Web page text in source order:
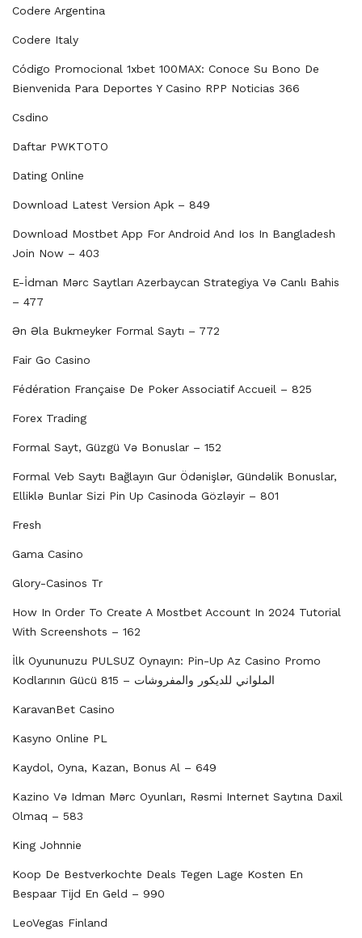
Codere Argentina
Codere Italy
Código Promocional 1xbet 100MAX: Conoce Su Bono De
Bienvenida Para Deportes Y Casino RPP Noticias 366
Csdino
Daftar PWKTOTO
Dating Online
Download Latest Version Apk – 849
Download Mostbet App For Android And Ios In Bangladesh
Join Now – 403
E-İdman Mərc Saytları Azerbaycan Strategiya Və Canlı Bahis
– 477
Ən Əla Bukmeyker Formal Saytı – 772
Fair Go Casino
Fédération Française De Poker Associatif Accueil – 825
Forex Trading
Formal Sayt, Güzgü Və Bonuslar – 152
Formal Veb Saytı Bağlayın️ Gur Ödənişlər, Gündəlik Bonuslar,
Elliklə Bunlar Sizi Pin Up Casinoda Gözləyir – 801
Fresh
Gama Casino
Glory-Casinos Tr
How In Order To Create A Mostbet Account In 2024 Tutorial
With Screenshots – 162
İlk Oyununuzu PULSUZ Oynayın: Pin-Up Az Casino Promo
Kodlarının Gücü الملواني للديكور والمفروشات – 815
KaravanBet Casino
Kasyno Online PL
Kaydol, Oyna, Kazan, Bonus Al – 649
Kazino Və Idman Mərc Oyunları, Rəsmi Internet Saytına Daxil
Olmaq – 583
King Johnnie
Koop De Bestverkochte Deals Tegen Lage Kosten En
Bespaar Tijd En Geld – 990
LeoVegas Finland